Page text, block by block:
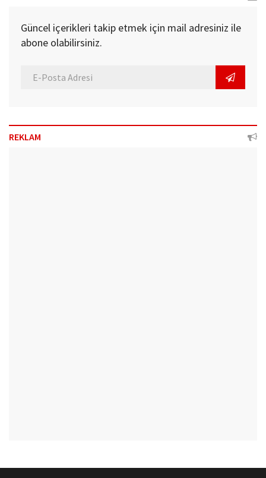
Güncel içerikleri takip etmek için mail adresiniz ile
abone olabilirsiniz.
REKLAM